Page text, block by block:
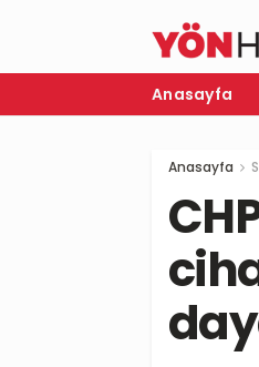
Anasayfa
Anasayfa